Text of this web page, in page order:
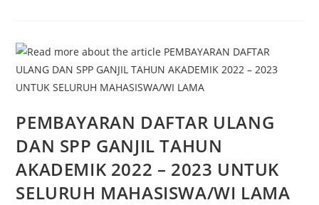
Syafi’i
Jember
PEMBAYARAN DAFTAR ULANG
DAN SPP GANJIL TAHUN
AKADEMIK 2022 – 2023 UNTUK
SELURUH MAHASISWA/WI LAMA